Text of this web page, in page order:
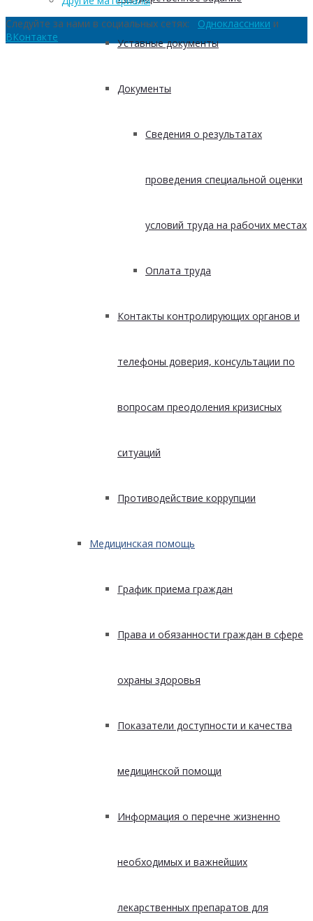
Уставные документы
Документы
Сведения о результатах
проведения специальной оценки
условий труда на рабочих местах
Оплата труда
Контакты контролирующих органов и
телефоны доверия, консультации по
вопросам преодоления кризисных
ситуаций
Противодействие коррупции
Медицинская помощь
График приема граждан
Права и обязанности граждан в сфере
охраны здоровья
Показатели доступности и качества
медицинской помощи
Информация о перечне жизненно
необходимых и важнейших
лекарственных препаратов для
Следуйте за нами в социальных сетях: Одноклассники и
ВКонтакте